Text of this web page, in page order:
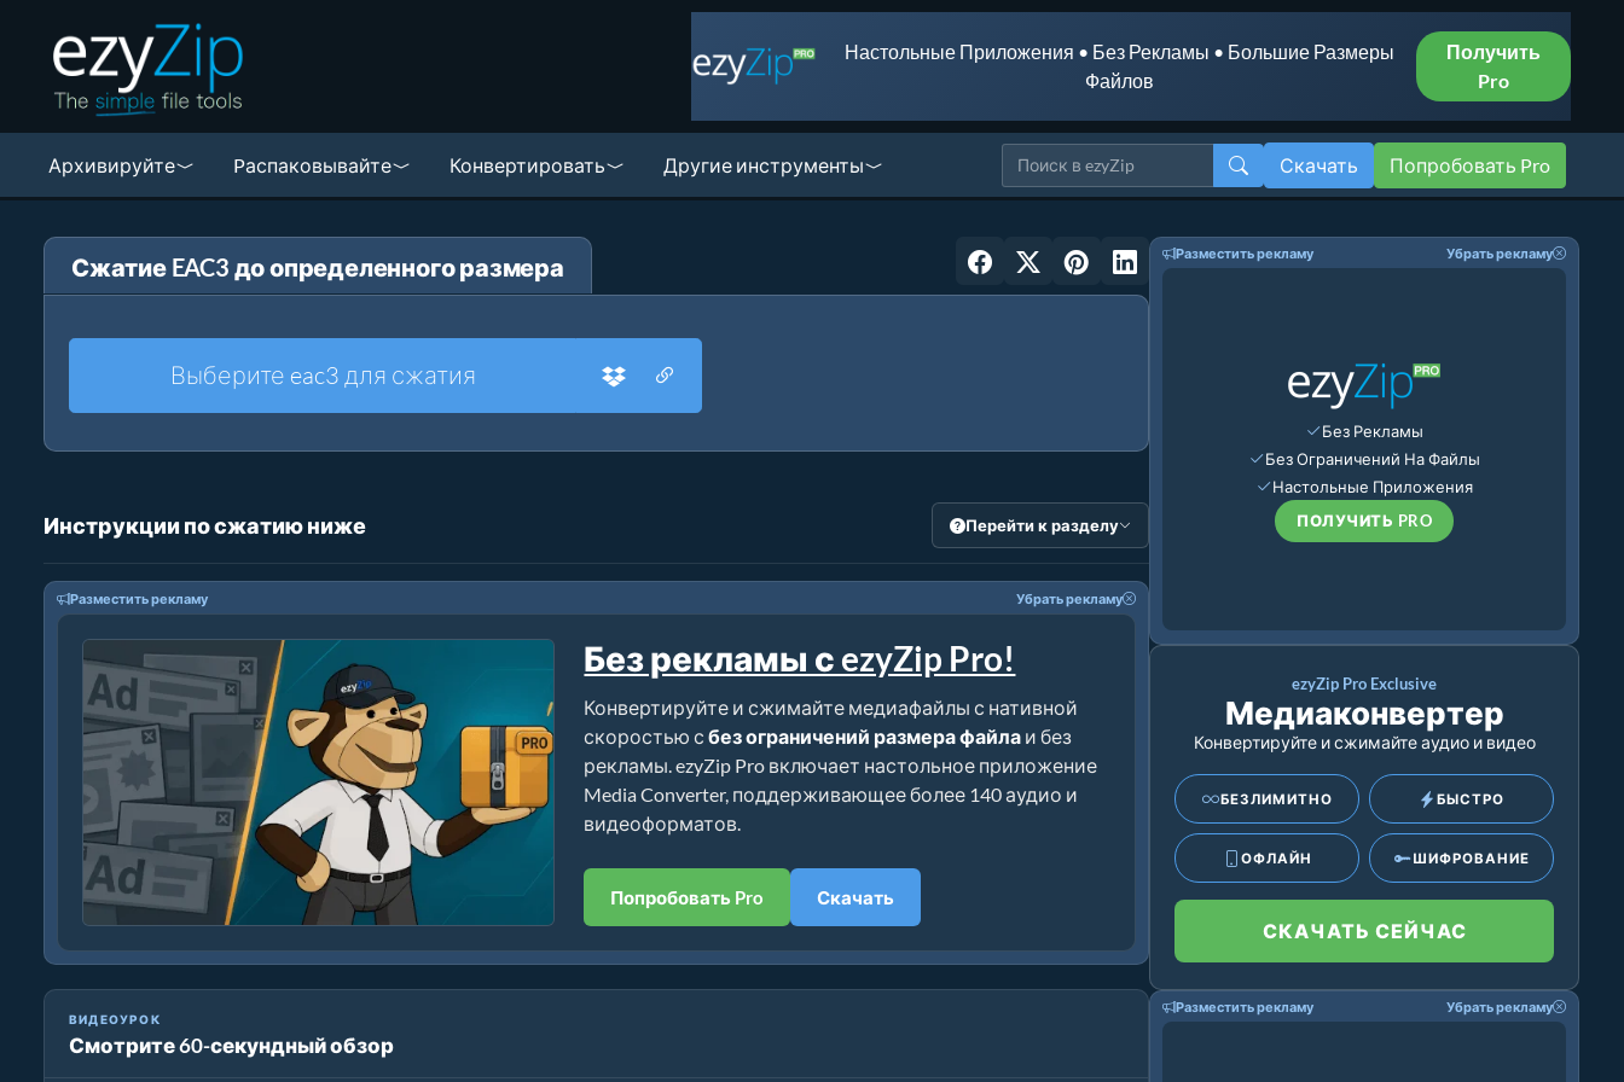
Настольные Приложения • Без Рекламы • Большие Размеры
Файлов
Получить
Pro
Архивируйте Pаспаковывайте Конвертировать Другие инструменты Скачать Попробовать Pro
Сжатие EAC3 до определенного размера
Выберите eac3 для сжатия
Инструкции по сжатию ниже Перейти к разделу
Разместить рекламу Убрать рекламу
Без рекламы с ezyZip Pro!
Конвертируйте и сжимайте медиафайлы с нативной
скоростью сбез ограничений размера файла и без
рекламы. ezyZip Pro включает настольное приложение
Media Converter, поддерживающее более 140 аудио и
видеоформатов.
Попробовать Pro Скачать
ВИДЕОУРОК
Смотрите 60-секундный обзор
Как уменьшить MP4 до 16 МБ (Простое руководство)
Разместить рекламу Убрать рекламу
Без Рекламы
Без Ограничений На Файлы
Настольные Приложения
ПОЛУЧИТЬ PRO
ezyZip Pro Exclusive
Медиаконвертер
Конвертируйте и сжимайте аудио и видео
БЕЗЛИМИТНО БЫСТРО
ОФЛАЙН ШИФРОВАНИЕ
СКАЧАТЬ СЕЙЧАС
Разместить рекламу Убрать рекламу